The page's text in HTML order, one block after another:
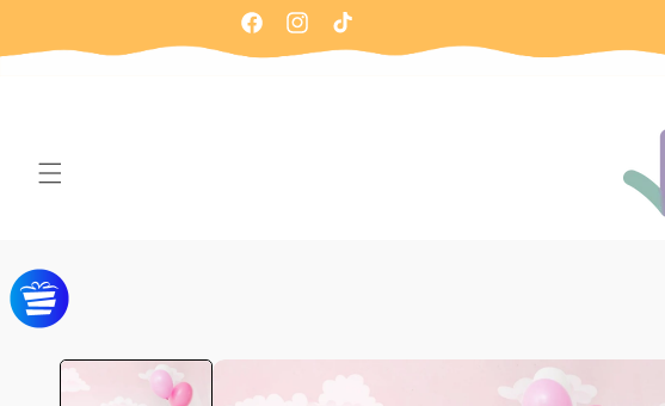
al contenido
FacebookInstagram
TikTok